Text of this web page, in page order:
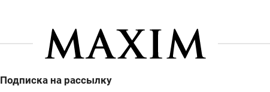
Подписка на рассылку